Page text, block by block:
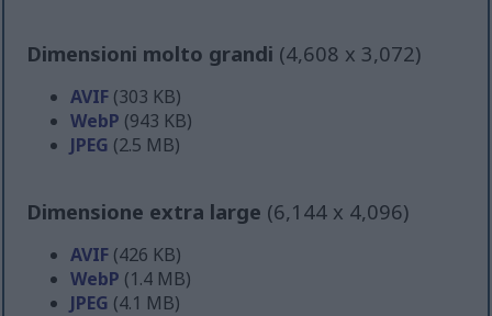
Dimensioni molto grandi (4,608 x 3,072)
AVIF (303 KB)
WebP (943 KB)
JPEG (2.5 MB)
Dimensione extra large (6,144 x 4,096)
AVIF (426 KB)
WebP (1.4 MB)
JPEG (4.1 MB)